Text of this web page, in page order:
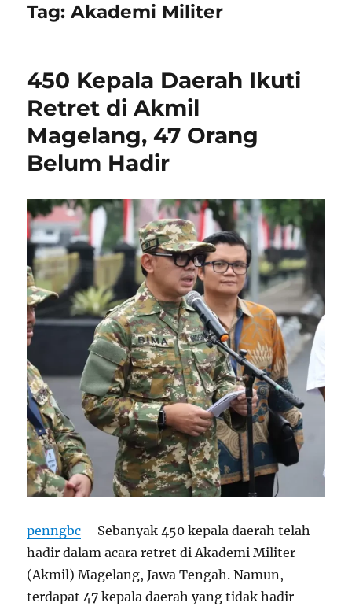
Tag:Akademi Militer
450 Kepala Daerah Ikuti
Retret di Akmil
Magelang, 47 Orang
Belum Hadir
penngbc – Sebanyak 450 kepala daerah telah
hadir dalam acara retret di Akademi Militer
(Akmil) Magelang, Jawa Tengah. Namun,
terdapat 47 kepala daerah yang tidak hadir